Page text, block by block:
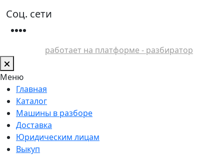
Соц. сети
работает на платформе - разбиратор
Меню
Главная
Каталог
Машины в разборе
Доставка
Юридическим лицам
Выкуп